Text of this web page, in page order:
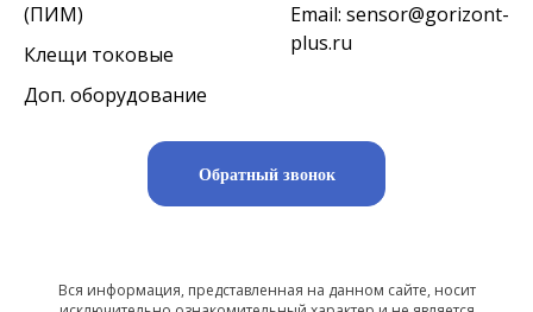
(ПИМ)
Клещи токовые
Доп. оборудование
Email: sensor@gorizont-
plus.ru
Обратный звонок
Вся информация, представленная на данном сайте, носит